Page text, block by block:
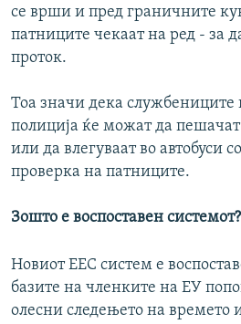
се врши и пред граничните
патниците чекаат на ред - за
проток.
Тоа значи дека службениците
полиција ќе можат да пешачат
или да влегуваат во автобуси
проверка на патниците.
Зошто е воспоставен системот?
Новиот ЕЕС систем е
базите на членките на ЕУ
олесни следењето на времето